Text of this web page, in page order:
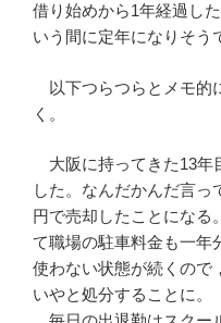
借り始めから1年経過し
いう間に定年になりそう
以下つらつらとメモ的
く。
大阪に持ってきた13年
した。なんだかんだ言っ
円で売却したことになる
て職場の駐車料金も一年
使わない状態が続くので
いやと処分することに。